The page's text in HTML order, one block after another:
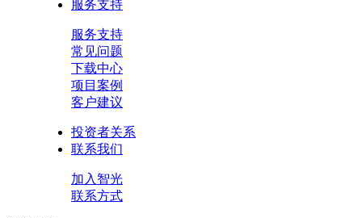
服务支持
服务支持
常见问题
下载中心
项目案例
客户建议
投资者关系
联系我们
加入智光
联系方式